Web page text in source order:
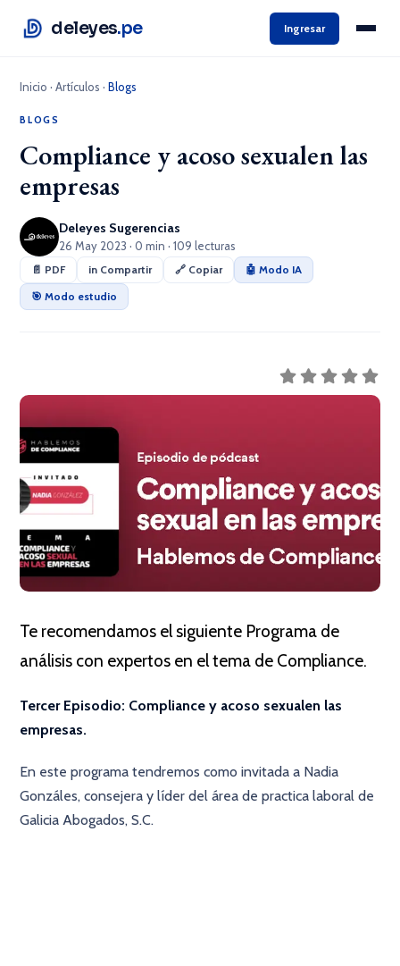
deleyes.pe Ingresar
Inicio ·Artículos ·Blogs
BLOGS
Compliance y acoso sexualen las
empresas
Deleyes Sugerencias
26 May 2023 · 0 min · 109 lecturas
📄 PDF in Compartir 🔗 Copiar
🤖 Modo IA
🎯 Modo estudio
Te recomendamos el siguiente Programa de
análisis con expertos en el tema de Compliance.
Tercer Episodio: Compliance y acoso sexualen las
empresas.
En este programa tendremos como invitada a Nadia
Gonzáles, consejera y líder del área de practica laboral de
Galicia Abogados, S.C.